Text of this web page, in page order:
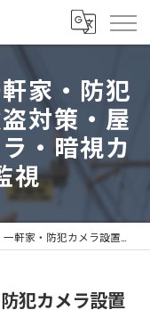
家・防犯
対策・屋
・暗視カ
視
事・強盗対策・屋外カメラ・防水カメラ・暗視カメラ・遠隔監視
犯カメラ設置